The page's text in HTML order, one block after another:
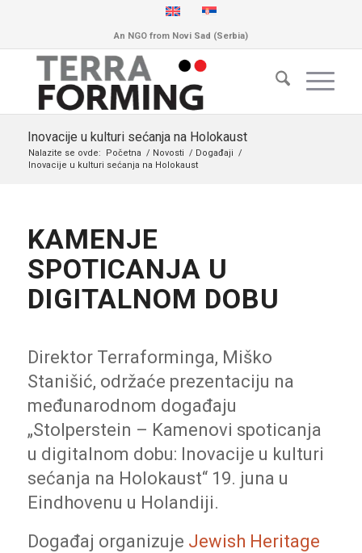
An NGO from Novi Sad (Serbia)
Inovacije u kulturi sećanja na Holokaust
Nalazite se ovde: Početna / Novosti / Događaji /
Inovacije u kulturi sećanja na Holokaust
KAMENJE
SPOTICANJA U
DIGITALNOM DOBU
Direktor Terraforminga, Miško
Stanišić, održaće prezentaciju na
međunarodnom događaju
„Stolperstein – Kamenovi spoticanja
u digitalnom dobu: Inovacije u kulturi
sećanja na Holokaust“ 19. juna u
Eindhovenu u Holandiji.
Događaj organizuje Jewish Heritage